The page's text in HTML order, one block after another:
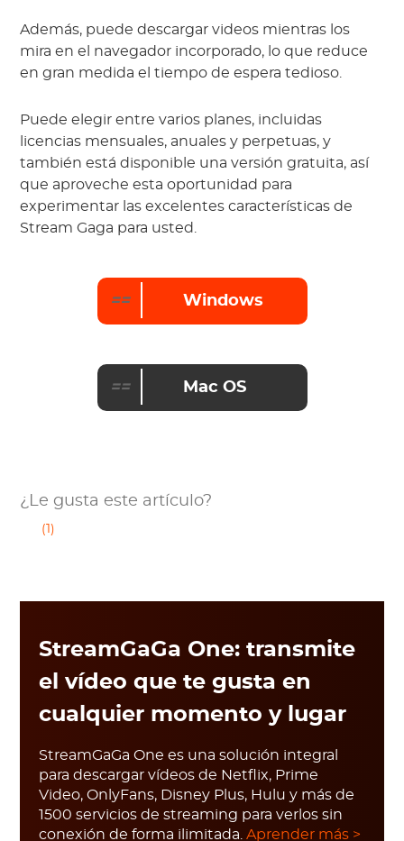
Además, puede descargar videos mientras los
mira en el navegador incorporado, lo que reduce
en gran medida el tiempo de espera tedioso.
Puede elegir entre varios planes, incluidas
licencias mensuales, anuales y perpetuas, y
también está disponible una versión gratuita, así
que aproveche esta oportunidad para
experimentar las excelentes características de
Stream Gaga para usted.
== Windows
== Mac OS
¿Le gusta este artículo?
(1)
StreamGaGa One: transmite
el vídeo que te gusta en
cualquier momento y lugar
StreamGaGa One es una solución integral
para descargar vídeos de Netflix, Prime
Video, OnlyFans, Disney Plus, Hulu y más de
1500 servicios de streaming para verlos sin
conexión de forma ilimitada. Aprender más >